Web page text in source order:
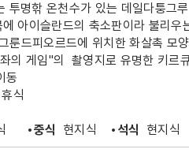
투명핚 온천수가 있는 데일다퉁그루
아이슬란드의 축소판이라 불리우
룬드피오르드에 위치한 화살촉 모
의 게임"의 촬영지로 유명한 키르
동
식
식 •중식 현지식 •석식 현지식